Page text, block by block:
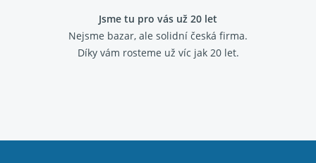
Jsme tu pro vás už 20 let
Nejsme bazar, ale solidní česká firma.
Díky vám rosteme už víc jak 20 let.